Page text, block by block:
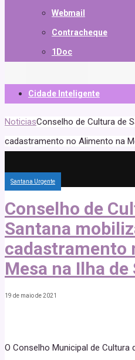
Webmail
Contracheque
1Doc
Cidade Inteligente
NoticiasConselho de Cultura de
cadastramento no Alimento na
Santana Urgente
Conselho de
Santana
cadastramento
Mesa na Ilha de
19 de maio de 2021
O Conselho Municipal de Cultura